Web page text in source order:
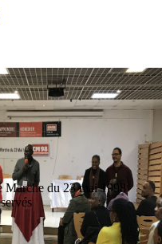
du 23 mai 1998